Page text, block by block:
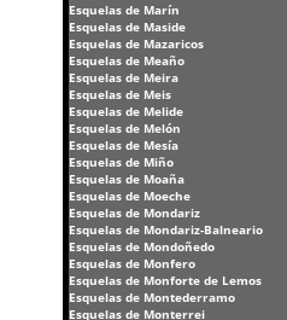
Esquelas de Marín
Esquelas de Maside
Esquelas de Mazaricos
Esquelas de Meaño
Esquelas de Meira
Esquelas de Meis
Esquelas de Melide
Esquelas de Melón
Esquelas de Mesía
Esquelas de Miño
Esquelas de Moaña
Esquelas de Moeche
Esquelas de Mondariz
Esquelas de Mondariz-Balneario
Esquelas de Mondoñedo
Esquelas de Monfero
Esquelas de Monforte de Lemos
Esquelas de Montederramo
Esquelas de Monterrei